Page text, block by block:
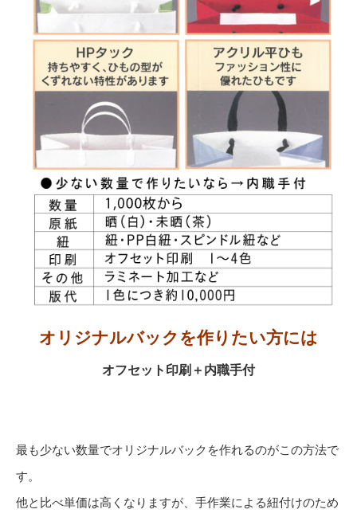
オリジナルバックを作りたい方には
オフセット印刷＋内職手付
最も少ない数量でオリジナルバックを作れるのがこの方法で
す。
他と比べ単価は高くなりますが、手作業による紐付けのため